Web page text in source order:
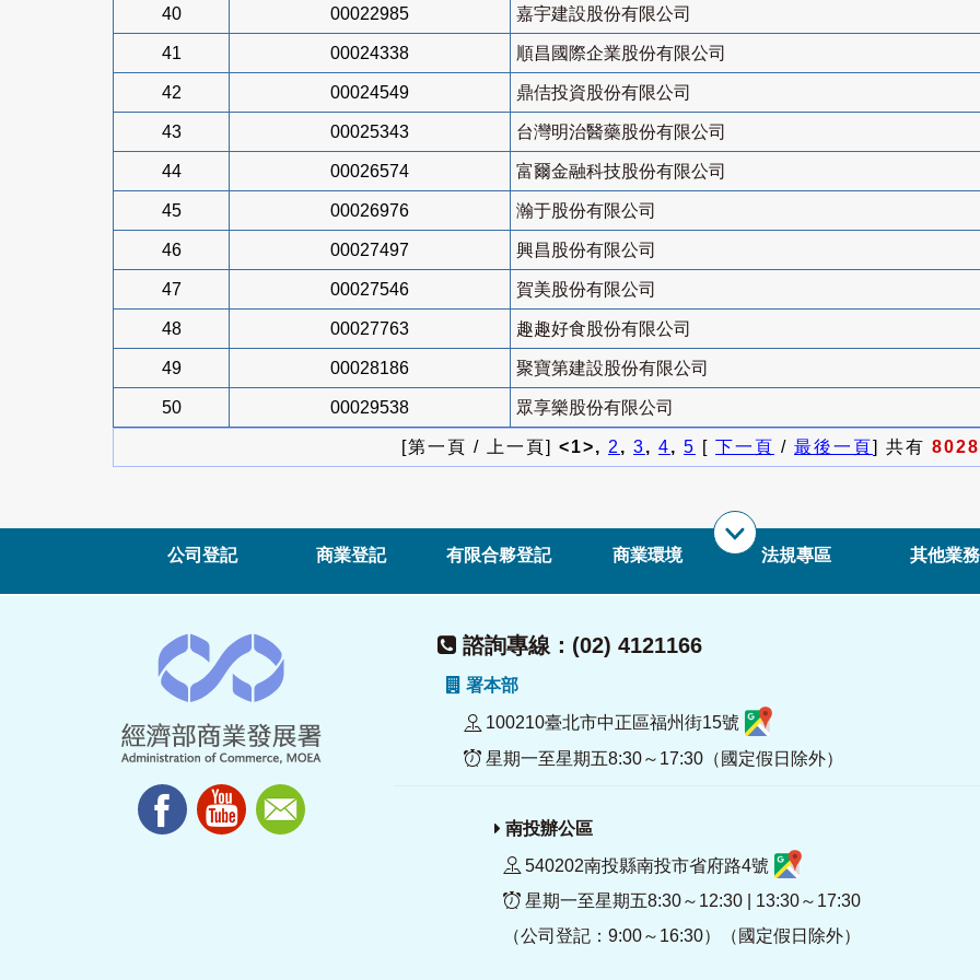
40 00022985 嘉宇建設股份有限公司
41 00024338 順昌國際企業股份有限公司
42 00024549 鼎佶投資股份有限公司
43 00025343 台灣明治醫藥股份有限公司
44 00026574 富爾金融科技股份有限公司
45 00026976 瀚于股份有限公司
46 00027497 興昌股份有限公司
47 00027546 賀美股份有限公司
48 00027763 趣趣好食股份有限公司
49 00028186 聚寶第建設股份有限公司
50 00029538 眾享樂股份有限公司
[第一頁 / 上一頁] <1>, 2, 3, 4, 5 [ 下一頁 / 最後一頁] 共有 8028
公司登記 商業登記 有限合夥登記 商業環境 法規專區 其他業務
諮詢專線：(02) 4121166
署本部
100210臺北市中正區福州街15號
星期一至星期五8:30～17:30（國定假日除外）
南投辦公區
540202南投縣南投市省府路4號
星期一至星期五8:30～12:30 | 13:30～17:30
（公司登記：9:00～16:30）（國定假日除外）